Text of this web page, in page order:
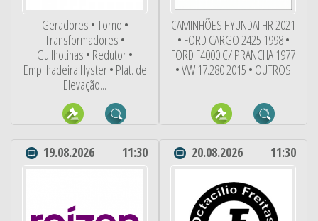
Geradores • Torno •
Transformadores •
Guilhotinas • Redutor •
Empilhadeira Hyster • Plat. de
Elevação...
CAMINHÕES HYUNDAI HR 2021
• FORD CARGO 2425 1998 •
FORD F4000 C/ PRANCHA 1977
• VW 17.280 2015 • OUTROS
19.08.2026 11:30 20.08.2026 11:30